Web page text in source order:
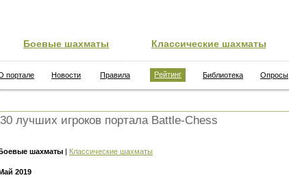
Боевые шахматы Классические шахматы
портале Новости Правила Рейтинг Библиотека Опросы
30 лучших игроков портала Battle-Chess
шахматы | Классические шахматы
2019